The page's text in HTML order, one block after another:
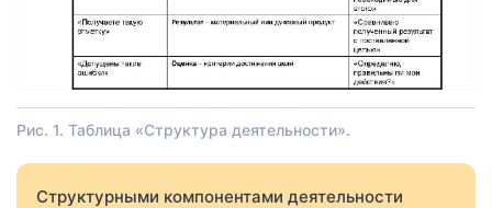
Рис. 1. Таблица «Структура деятельности».
Структурными компонентами деятельности